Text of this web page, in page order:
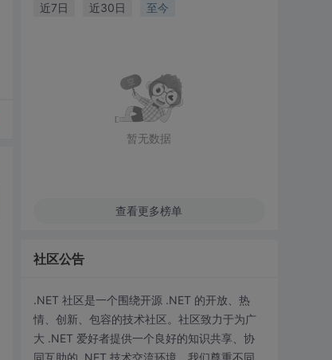
近7日 近30日 至今
暂无数据
查看更多榜单
社区公告
.NET 社区是一个围绕开源 .NET 的开放、热
情、创新、包容的技术社区。社区致力于为广
大 .NET 爱好者提供一个良好的知识共享、协
同互助的 .NET 技术交流环境。我们尊重不同